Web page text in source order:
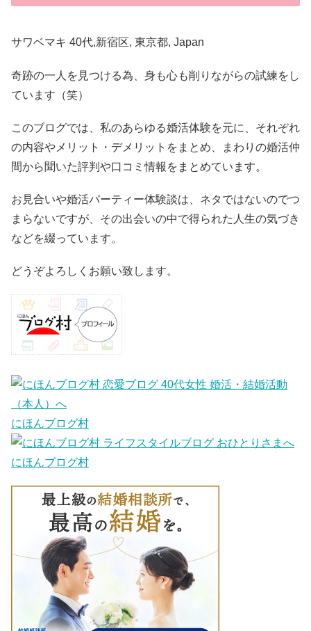
サワベマキ 40代,新宿区, 東京都, Japan
奇跡の一人を見つける為、身も心も削りながらの試練をし
ています（笑）
このブログでは、私のあらゆる婚活体験を元に、それぞれ
の内容やメリット・デメリットをまとめ、まわりの婚活仲
間から聞いた評判や口コミ情報をまとめています。
お見合いや婚活パーティー体験談は、ネタではないのでつ
まらないですが、その出会いの中で得られた人生の気づき
などを綴っています。
どうぞよろしくお願い致します。
にほんブログ村
にほんブログ村